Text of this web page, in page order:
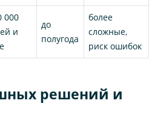
000
и
до
полугода
более
сложные,
риск ошибок
решений и